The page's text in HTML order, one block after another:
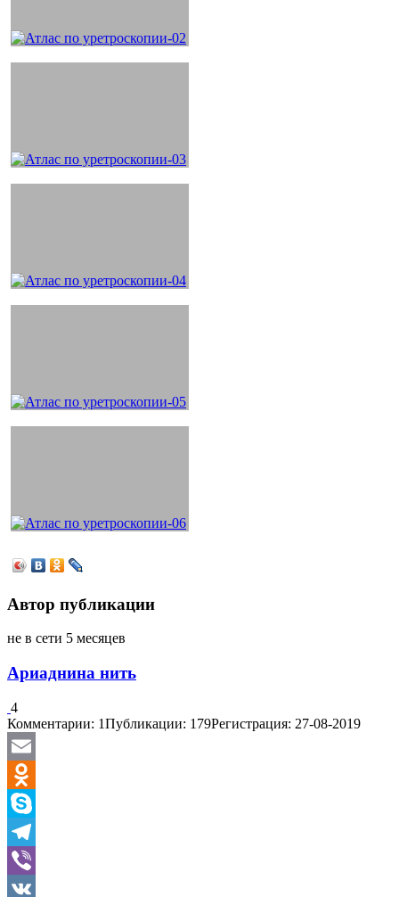
Автор публикации
не в сети 5 месяцев
Ариаднина нить
4
Комментарии: 1Публикации: 179Регистрация: 27-08-2019
Email
Odnoklassniki
Skype
Telegram
Viber